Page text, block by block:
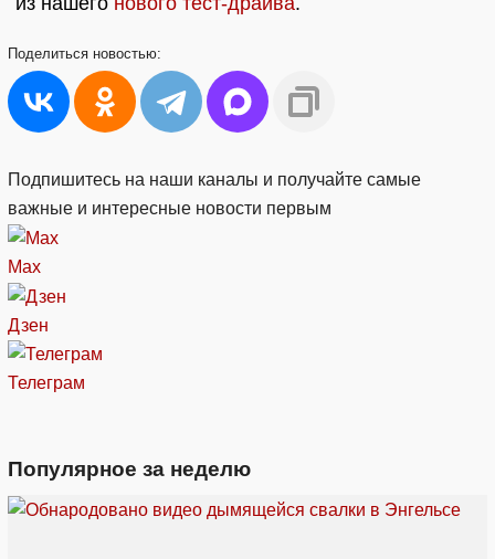
Поделиться новостью:
Подпишитесь на наши каналы и получайте самые
важные и интересные новости первым
Max
Дзен
Телеграм
Популярное за неделю